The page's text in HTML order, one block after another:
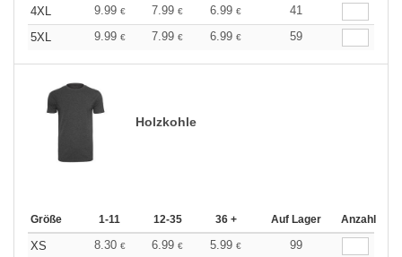
4XL
9.99 € 7.99 € 6.99 €
41
5XL
9.99 € 7.99 € 6.99 € 59
Holzkohle
Größe 1-11 12-35 36 + Auf Lager Anzahl
XS 8.30 € 6.99 € 5.99 €
99